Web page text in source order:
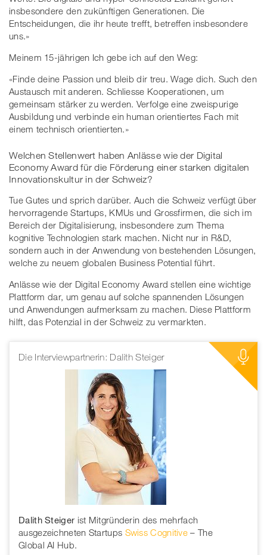
insbesondere den zukünftigen Generationen. Die
Entscheidungen, die ihr heute trefft, betreffen insbesondere
uns.»
Meinem 15-jährigen Ich gebe ich auf den Weg:
«Finde deine Passion und bleib dir treu. Wage dich. Such den
Austausch mit anderen. Schliesse Kooperationen, um
gemeinsam stärker zu werden. Verfolge eine zweispurige
Ausbildung und verbinde ein human orientiertes Fach mit
einem technisch orientierten.»
Welchen Stellenwert haben Anlässe wie der Digital
Economy Award für die Förderung einer starken digitalen
Innovationskultur in der Schweiz?
Tue Gutes und sprich darüber. Auch die Schweiz verfügt über
hervorragende Startups, KMUs und Grossfirmen, die sich im
Bereich der Digitalisierung, insbesondere zum Thema
kognitive Technologien stark machen. Nicht nur in R&D,
sondern auch in der Anwendung von bestehenden Lösungen,
welche zu neuem globalen Business Potential führt.
Anlässe wie der Digital Economy Award stellen eine wichtige
Plattform dar, um genau auf solche spannenden Lösungen
und Anwendungen aufmerksam zu machen. Diese Plattform
hilft, das Potenzial in der Schweiz zu vermarkten.
Die Interviewpartnerin: Dalith Steiger
Dalith Steiger ist Mitgründerin des mehrfach
ausgezeichneten Startups Swiss Cognitive – The
Global AI Hub.